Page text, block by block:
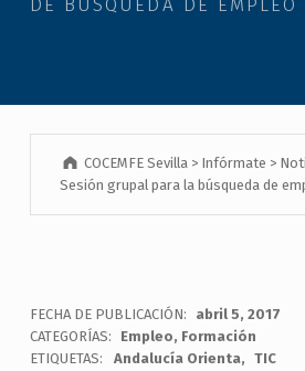
DE BÚSQUEDA DE EMPLEO
COCEMFE Sevilla > Infórmate >
Sesión grupal para la búsqueda de
FECHA DE PUBLICACIÓN:
abril 5, 2017
CATEGORÍAS:
Empleo, Formación
ETIQUETAS:
Andalucía Orienta TIC